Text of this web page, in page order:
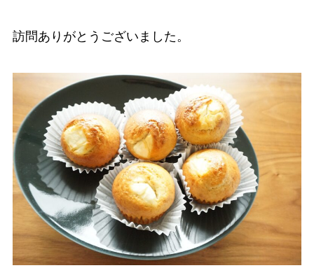
訪問ありがとうございました。